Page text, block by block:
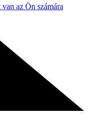
az Ön számára